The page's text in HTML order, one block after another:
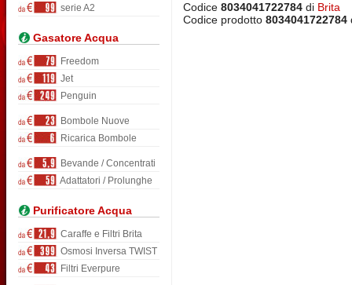
serie A2
Gasatore Acqua
Freedom
Jet
Penguin
Bombole Nuove
Ricarica Bombole
Bevande / Concentrati
Adattatori / Prolunghe
Purificatore Acqua
Caraffe e Filtri Brita
Osmosi Inversa TWIST
Filtri Everpure
Codice 8034041722784 di Brita
Codice prodotto 8034041722784